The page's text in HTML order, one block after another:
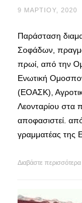
9 ΜΑΡΤΊΟΥ, 2020
Παράσταση
Σοφάδων,
πρωί, από την
Ενωτική
(ΕΟΑΣΚ),
Λεονταρίου στα
αποφασιστεί.
γραμματέας της
Διαβάστε περισσότερα